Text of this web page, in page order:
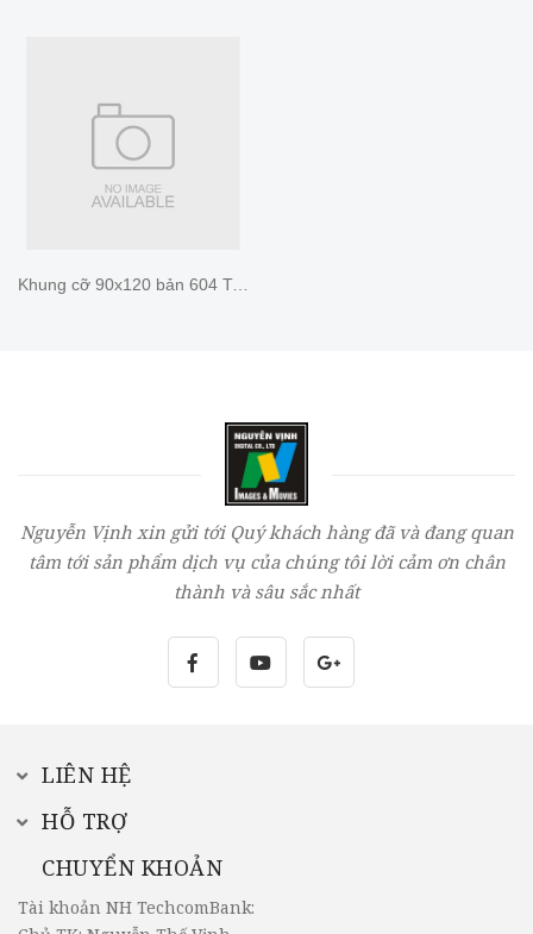
Khung cỡ 90x120 bản 604 Trắng CB
Nguyễn Vịnh xin gửi tới Quý khách hàng đã và đang quan
tâm tới sản phẩm dịch vụ của chúng tôi lời cảm ơn chân
thành và sâu sắc nhất
LIÊN HỆ
HỖ TRỢ
CHUYỂN KHOẢN
Tài khoản NH TechcomBank: